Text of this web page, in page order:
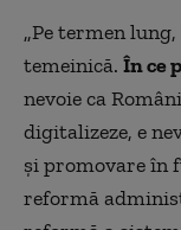
„Pe termen
temeinică. În ce
nevoie ca
digitalizeze, e
și promovare în
reformă